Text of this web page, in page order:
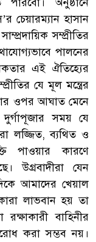
চেয়ারম্যান হাসান
সম্প্রীতির
পালনের
এই ঐতিহ্যের
যে মূল মন্ত্রের
ওপর আঘাত মেনে
সময় যে
লজ্জিত, ব্যথিত ও
পাওয়ার কারণে
উগ্রবাদীরা যেন
আমাদের খেয়াল
লাভবান হয় তা
বাহিনীর
করা সম্ভব নয়।